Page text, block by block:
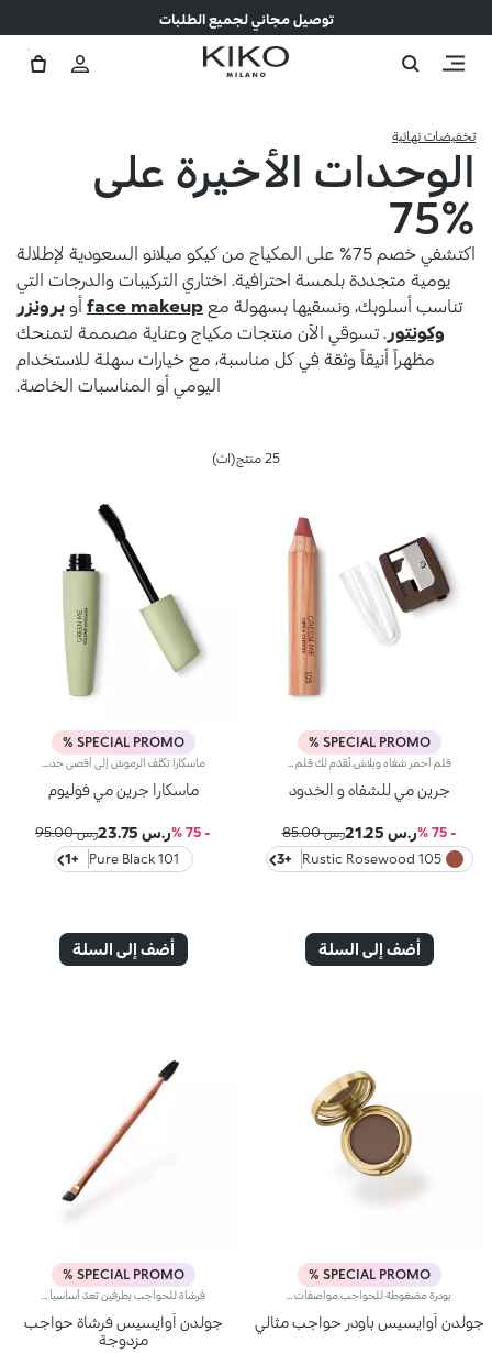
توصيل مجاني لجميع الطلبات
تخفيضات نهائية
الوحدات الأخيرة على
%75
اكتشفي خصم 75% على المكياج من كيكو ميلانو السعودية لإطلالة
يومية متجددة بلمسة احترافية. اختاري التركيبات والدرجات التي
تناسب أسلوبك، ونسقيها بسهولة مع face makeup أو برونزر
وكونتور . تسوقي الآن منتجات مكياج وعناية مصممة لتمنحك
مظهراً أنيقاً وثقة في كل مناسبة، مع خيارات سهلة للاستخدام
اليومي أو المناسبات الخاصة.
25 منتج(ات)
SPECIAL PROMO %
جرين مي للشفاه و الخدود
- 75 % ر.س 21.25
ر.س 85.00
105 Rustic Rosewood
+3
أضف إلى السلة
SPECIAL PROMO %
ماسكارا جرين مي فوليوم
- 75 % ر.س 23.75
ر.س 95.00
101 Pure Black
+1
أضف إلى السلة
SPECIAL PROMO %
جولدن أوايسيس باودر حواجب مثالي
SPECIAL PROMO %
جولدن أوايسيس فرشاة حواجب
مزدوجة